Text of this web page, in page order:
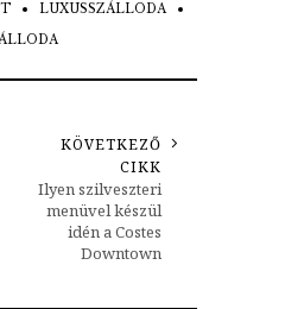
LUXUSSZÁLLODA
KÖVETKEZŐ
CIKK
Ilyen szilveszteri
menüvel készül
idén a Costes
Downtown